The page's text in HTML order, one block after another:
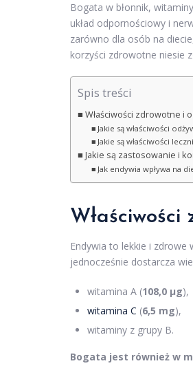
Bogata w błonnik,
układ odpornościowy i
zarówno dla osób na
korzyści zdrowotne niesie
Spis treści
Właściwości zdrowotne i
Jakie są właściwości
Jakie są właściwości
Jakie są zastosowanie i
Jak endywia wpływa na
Endywia to lekkie i zdrowe
jednocześnie dostarcza
witamina A (108,0 µg),
witamina C (6,5 mg),
witaminy z grupy B.
Bogata jest również w